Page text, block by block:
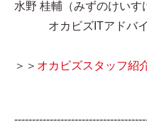
水野 桂輔（みずのけいす
オカビズITアドバイ
＞＞ オカビズスタッフ紹